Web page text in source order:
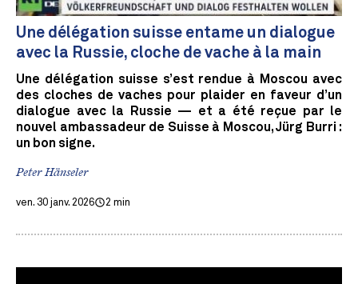
Une délégation suisse entame un dialogue
avec la Russie, cloche de vache à la main
Une délégation suisse s’est rendue à Moscou avec
des cloches de vaches pour plaider en faveur d’un
dialogue avec la Russie — et a été reçue par le
nouvel ambassadeur de Suisse à Moscou, Jürg Burri :
un bon signe.
Peter Hänseler
ven. 30 janv. 2026 2 min